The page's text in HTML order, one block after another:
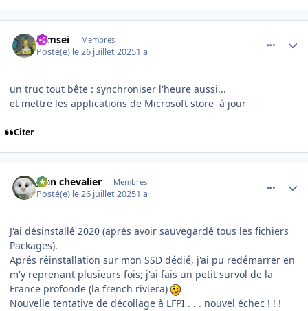
symsei Membres
Posté(e) le 26 juillet 20251 a
un truc tout bête : synchroniser l'heure aussi...
et mettre les applications de Microsoft store à jour
Citer
jean chevalier Membres
Posté(e) le 26 juillet 20251 a
J'ai désinstallé 2020 (aprés avoir sauvegardé tous les fichiers
Packages).
Aprés réinstallation sur mon SSD dédié, j'ai pu redémarrer en
m'y reprenant plusieurs fois; j'ai fais un petit survol de la
France profonde (la french riviera)
Nouvelle tentative de décollage à LFPI . . . nouvel échec ! ! !